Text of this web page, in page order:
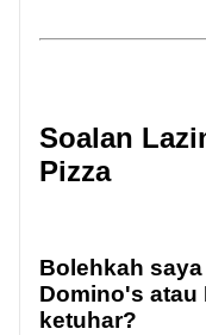
Soalan
Pizza
Bolehkah
Domino's atau
ketuhar?